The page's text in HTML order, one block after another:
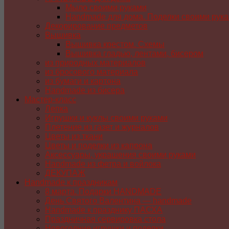
Мыло своими руками
Handmade для дома. Поделки своими
Декорирование предметов
Вышивка
Вышивка крестом. Схемы
Вышивка гладью, лентами, бисером
из природных материалов
из бросового материала
из бумаги и картона
Handmade из бисера
Мастер-класс
Лепка
Игрушки и куклы своими руками
Плетение из газет и журналов
Цветы из ткани
Цветы и поделки из капрона
Аксессуары, украшения своими руками
Handmade из фетра и войлока
ДЕКУПАЖ
Handmade к праздникам
8 марта. Подарки HANDMADE
День Святого Валентина — handmade
Handmade к празднику ПАСХA
Праздничная сервировка стола